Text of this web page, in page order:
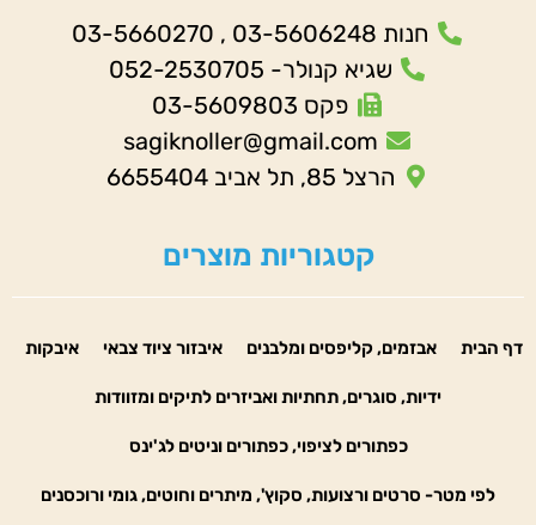
חנות 03-5606248 , 03-5660270
שגיא קנולר- 052-2530705
פקס 03-5609803
sagiknoller@gmail.com
הרצל 85, תל אביב 6655404
קטגוריות מוצרים
דף הבית אבזמים, קליפסים ומלבנים איבזור ציוד צבאי איבקות
ידיות, סוגרים, תחתיות ואביזרים לתיקים ומזוודות
כפתורים לציפוי, כפתורים וניטים לג'ינס
לפי מטר- סרטים ורצועות, סקוץ', מיתרים וחוטים, גומי ורוכסנים